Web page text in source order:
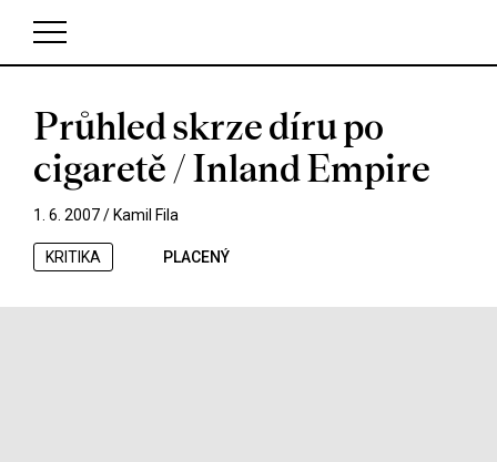
V košíku zatím nemáte žádné položky.
Průhled skrze díru po
cigaretě / Inland Empire
1. 6. 2007 / Kamil Fila
KRITIKA PLACENÝ